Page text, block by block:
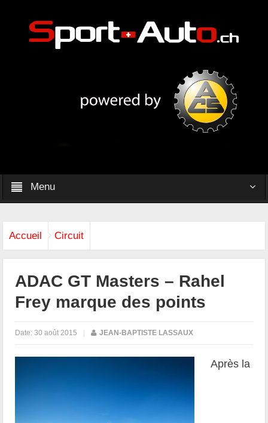
Menu
Accueil Circuit
ADAC GT Masters – Rahel
Frey marque des points
Date:30 août 2015 | JEAN-BAPTISTE LASSAUX
Après la